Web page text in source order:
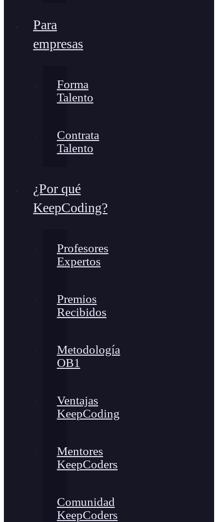
Para
empresas
Forma
Talento
Contrata
Talento
¿Por qué
KeepCoding?
Profesores
Expertos
Premios
Recibidos
Metodología
OB1
Ventajas
KeepCoding
Mentores
KeepCoders
Comunidad
KeepCoders